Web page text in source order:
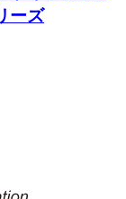
ーズ